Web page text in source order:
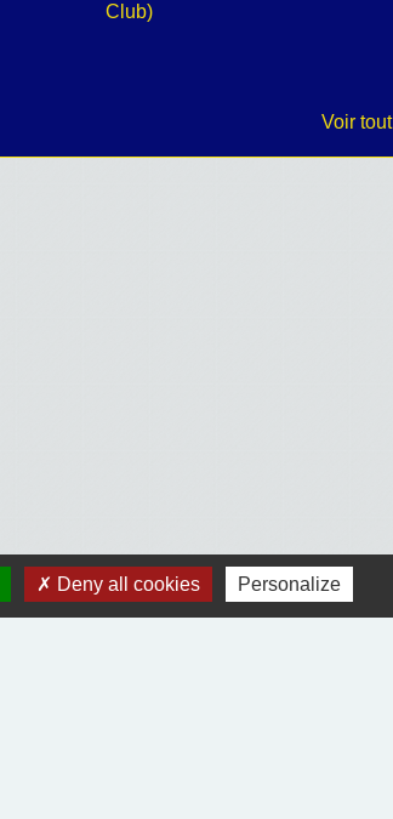
Club)
Voir tout
Deny all cookies Personalize